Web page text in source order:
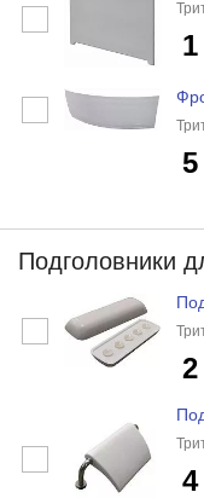
5
Подголовники
2
4